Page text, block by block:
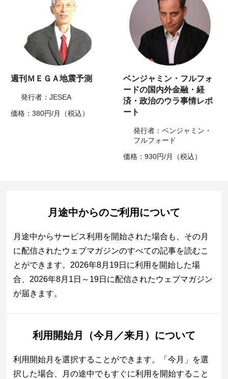
週刊ＭＥＧＡ地震予測
発行者：JESEA
価格：380円/月（税込）
ベンジャミン・フルフォ
ードの国内外金融・経
済・政治のウラ事情レポ
ート
発行者：ベンジャミン・
フルフォード
価格：930円/月（税込）
月途中からのご利用について
月途中からサービス利用を開始された場合も、その月
に配信されたウェブマガジンのすべての記事を読むこ
とができます。2026年8月19日に利用を開始した場
合、2026年8月1日～19日に配信されたウェブマガジン
が届きます。
利用開始月（今月／来月）について
利用開始月を選択することができます。「今月」を選
択した場合、月の途中でもすぐに利用を開始すること